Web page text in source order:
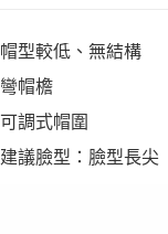
帽型較低、無結構
彎帽檐
可調式帽圍
建議臉型：臉型長尖